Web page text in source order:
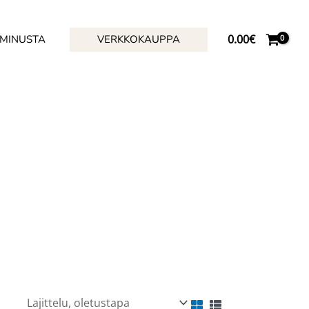
VERKKOKAUPPA 0.00€